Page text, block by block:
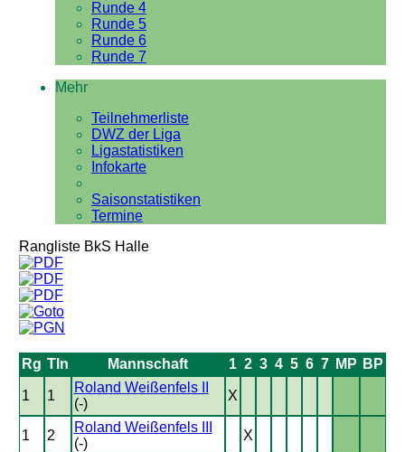
Runde 4
Runde 5
Runde 6
Runde 7
Mehr
Teilnehmerliste
DWZ der Liga
Ligastatistiken
Infokarte
Saisonstatistiken
Termine
Rangliste BkS Halle
Rg Tln Mannschaft 1 2 3 4 5 6 7 MP BP
1 1
Roland Weißenfels II
(-)
X
1 2
Roland Weißenfels III
(-)
X